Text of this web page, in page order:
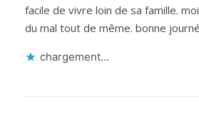
facile de vivre loin de sa famille.
du mal tout de même. bonne
chargement…